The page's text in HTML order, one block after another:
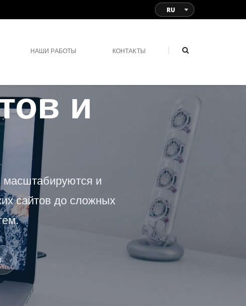
RU
НАШИ РАБОТЫ КОНТАКТЫ
и
и
сайтов до сложных